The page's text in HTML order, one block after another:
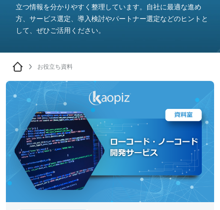
立つ情報を分かりやすく整理しています。自社に最適な進め
方、サービス選定、導入検討やパートナー選定などのヒントと
して、ぜひご活用ください。
お役立ち資料